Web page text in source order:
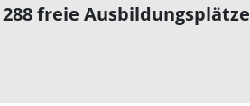
288 freie Ausbildungsplätze